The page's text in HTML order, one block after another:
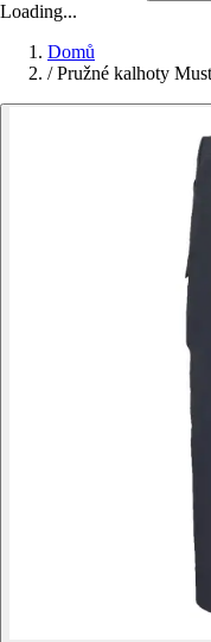
Loading...
Domů
/ Pružné kalhoty